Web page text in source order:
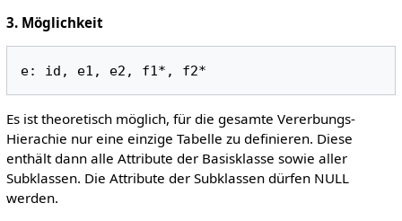
3. Möglichkeit
Es ist theoretisch möglich, für die gesamte Vererbungs-
Hierachie nur eine einzige Tabelle zu definieren. Diese
enthält dann alle Attribute der Basisklasse sowie aller
Subklassen. Die Attribute der Subklassen dürfen NULL
werden.